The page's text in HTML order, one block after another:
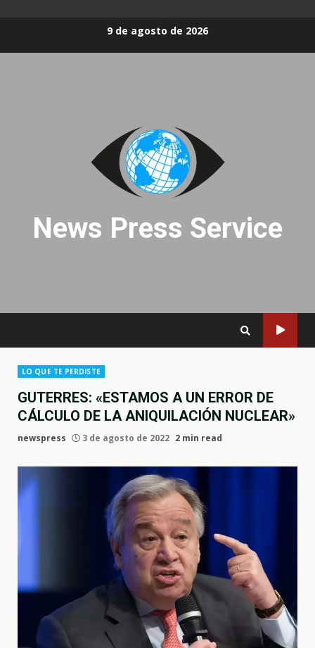
9 de agosto de 2026
News Press Service
LO QUE TE PERDISTE
GUTERRES: «ESTAMOS A UN ERROR DE
CÁLCULO DE LA ANIQUILACIÓN NUCLEAR»
newspress 3 de agosto de 2022 2 min read